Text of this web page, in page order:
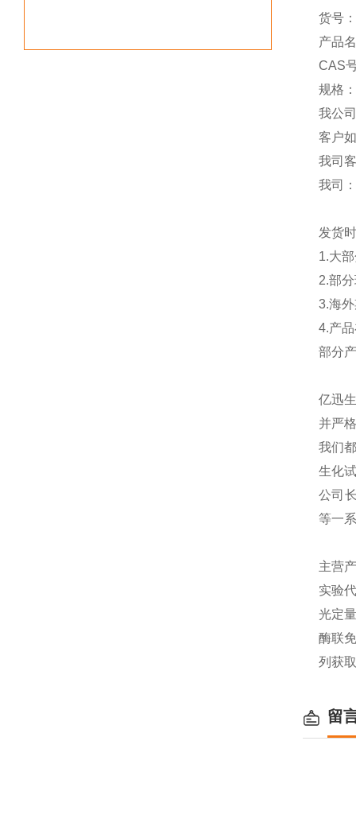
货号
产品
CAS
规格
我公
客户
我司
我司
发货
1.大
2.部
3.海
4.产
部分
亿迅
并严
我们
生化
公司
等一
主营
实验
光定
酶联
列获
留